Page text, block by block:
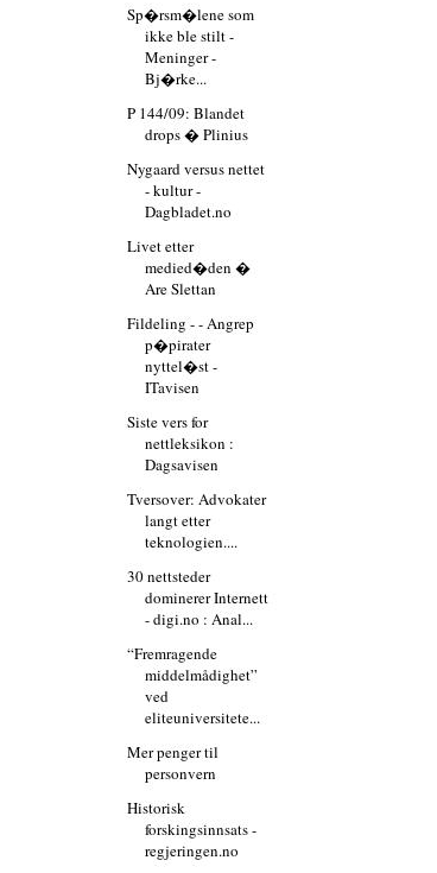
Sp�rsm�lene som
ikke ble stilt -
Meninger -
Bj�rke...
P 144/09: Blandet
drops � Plinius
Nygaard versus nettet
- kultur -
Dagbladet.no
Livet etter
medied�den �
Are Slettan
Fildeling - - Angrep
p�pirater
nyttel�st -
ITavisen
Siste vers for
nettleksikon :
Dagsavisen
Tversover: Advokater
langt etter
teknologien....
30 nettsteder
dominerer Internett
- digi.no : Anal...
“Fremragende
middelmådighet”
ved
eliteuniversitete...
Mer penger til
personvern
Historisk
forskingsinnsats -
regjeringen.no